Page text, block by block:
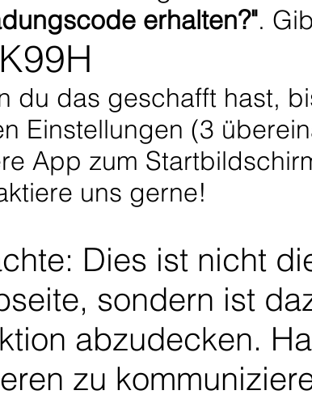
erhalten?".
du das geschafft hast,
Einstellungen (3
App zum
uns gerne!
Dies ist nicht
sondern ist
abzudecken.
zu